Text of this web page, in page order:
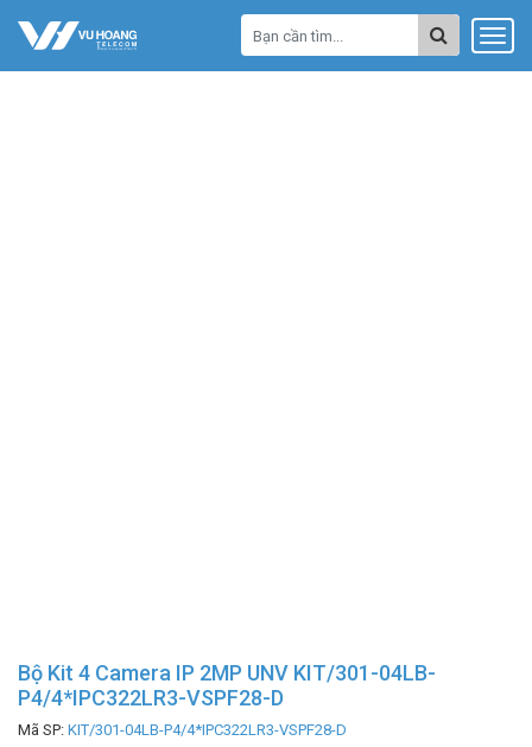
Bộ Kit 4 Camera IP 2MP UNV KIT/301-04LB-
P4/4*IPC322LR3-VSPF28-D
Mã SP: KIT/301-04LB-P4/4*IPC322LR3-VSPF28-D